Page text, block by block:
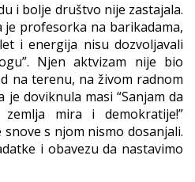
i bolje društvo nije zastajala.
je profesorka na barikadama,
i energija nisu dozvoljavali
Njen aktvizam nije bio
na terenu, na živom radnom
je doviknula masi “Sanjam da
mira i demokratije!”
s njom nismo dosanjali.
i obavezu da nastavimo